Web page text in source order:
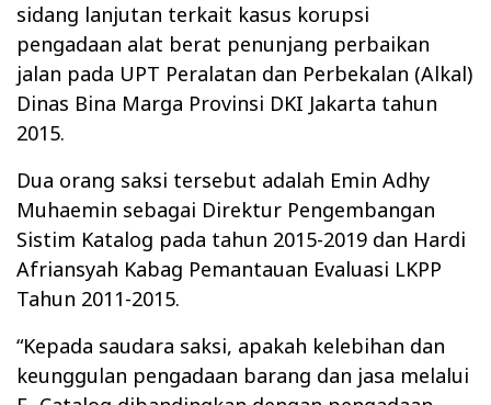
sidang lanjutan terkait kasus korupsi
pengadaan alat berat penunjang perbaikan
jalan pada UPT Peralatan dan Perbekalan (Alkal)
Dinas Bina Marga Provinsi DKI Jakarta tahun
2015.
Dua orang saksi tersebut adalah Emin Adhy
Muhaemin sebagai Direktur Pengembangan
Sistim Katalog pada tahun 2015-2019 dan Hardi
Afriansyah Kabag Pemantauan Evaluasi LKPP
Tahun 2011-2015.
“Kepada saudara saksi, apakah kelebihan dan
keunggulan pengadaan barang dan jasa melalui